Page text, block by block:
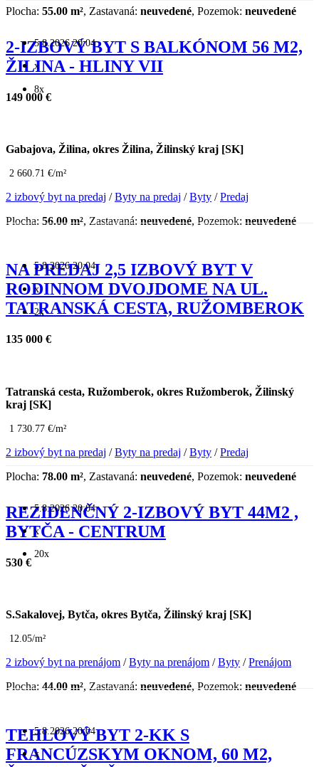
Plocha: 55.00 m², Zastavaná: neuvedené, Pozemok: neuvedené
5.8.2026 20:04
x
8x
2-IZBOVÝ BYT S BALKÓNOM 56 M2,
ŽILINA - HLINY VII
149 000 €
Gabajova, Žilina, okres Žilina, Žilinský kraj [SK]
2 660.71 €/m²
2 izbový byt na predaj /Byty na predaj /Byty /Predaj
Plocha: 56.00 m², Zastavaná: neuvedené, Pozemok: neuvedené
5.8.2026 20:04
x
2x
NA PREDAJ 2,5 IZBOVÝ BYT V
RODINNOM DVOJDOME NA UL.
TATRANSKÁ CESTA, RUŽOMBEROK
135 000 €
Tatranská cesta, Ružomberok, okres Ružomberok, Žilinský
kraj [SK]
1 730.77 €/m²
2 izbový byt na predaj /Byty na predaj /Byty /Predaj
Plocha: 78.00 m², Zastavaná: neuvedené, Pozemok: neuvedené
5.8.2026 20:04
x
20x
REZIDENČNÝ 2-IZBOVÝ BYT 44M2 ,
BYTČA - CENTRUM
530 €
S.Sakalovej, Bytča, okres Bytča, Žilinský kraj [SK]
12.05/m²
2 izbový byt na prenájom /Byty na prenájom /Byty /Prenájom
Plocha: 44.00 m², Zastavaná: neuvedené, Pozemok: neuvedené
5.8.2026 20:04
x
TEHLOVÝ BYT 2-KK S
FRANCÚZSKYM OKNOM, 60 M2,